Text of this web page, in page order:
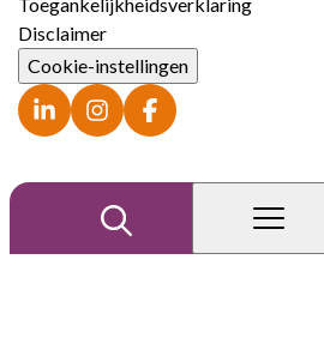
Disclaimer
Cookie-instellingen